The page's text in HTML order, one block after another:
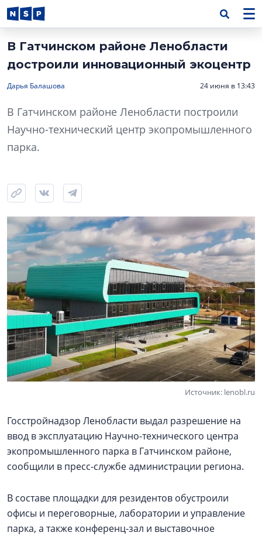
В Гатчинском районе Ленобласти
достроили инновационный экоцентр
Дарья Балашова 24 июня в 13:43
В Гатчинском районе Ленобласти построили
Научно-технический центр экопромышленного
парка.
Источник: lenobl.ru
Госстройнадзор Ленобласти выдал разрешение на
ввод в эксплуатацию Научно-технического центра
экопромышленного парка в Гатчинском районе,
сообщили в пресс-службе администрации региона.
В составе площадки для резидентов обустроили
офисы и переговорные, лаборатории и управление
парка, а также конференц-зал и выставочное